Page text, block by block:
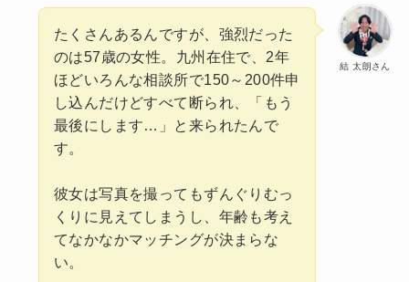
結 太朗さん
たくさんあるんですが、強烈だった
のは57歳の女性。九州在住で、2年
ほどいろんな相談所で150～200件申
し込んだけどすべて断られ、「もう
最後にします…」と来られたんで
す。
彼女は写真を撮ってもずんぐりむっ
くりに見えてしまうし、年齢も考え
てなかなかマッチングが決まらな
い。